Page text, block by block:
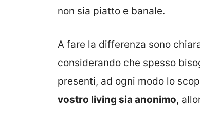
non sia piatto e banale.
A fare la differenza sono
considerando che spesso
presenti, ad ogni modo lo
vostro living sia anonimo,